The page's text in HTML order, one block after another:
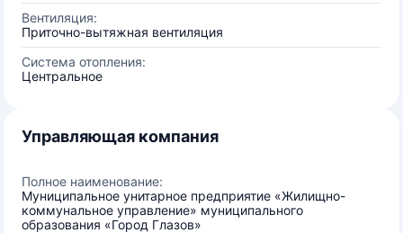
Вентиляция:
Приточно-вытяжная вентиляция
Система отопления:
Центральное
Управляющая компания
Полное наименование:
Муниципальное унитарное предприятие «Жилищно-
коммунальное управление» муниципального
образования «Город Глазов»